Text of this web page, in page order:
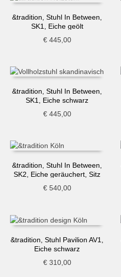
&tradition, Stuhl In Between,
SK1, Eiche geölt
€445,00
&tradition, Stuhl In Between,
SK1, Eiche schwarz
€445,00
&tradition, Stuhl In Between,
SK2, Eiche geräuchert, Sitz
gepolstert
€540,00
&tradition, Stuhl Pavilion AV1,
Eiche schwarz
€310,00